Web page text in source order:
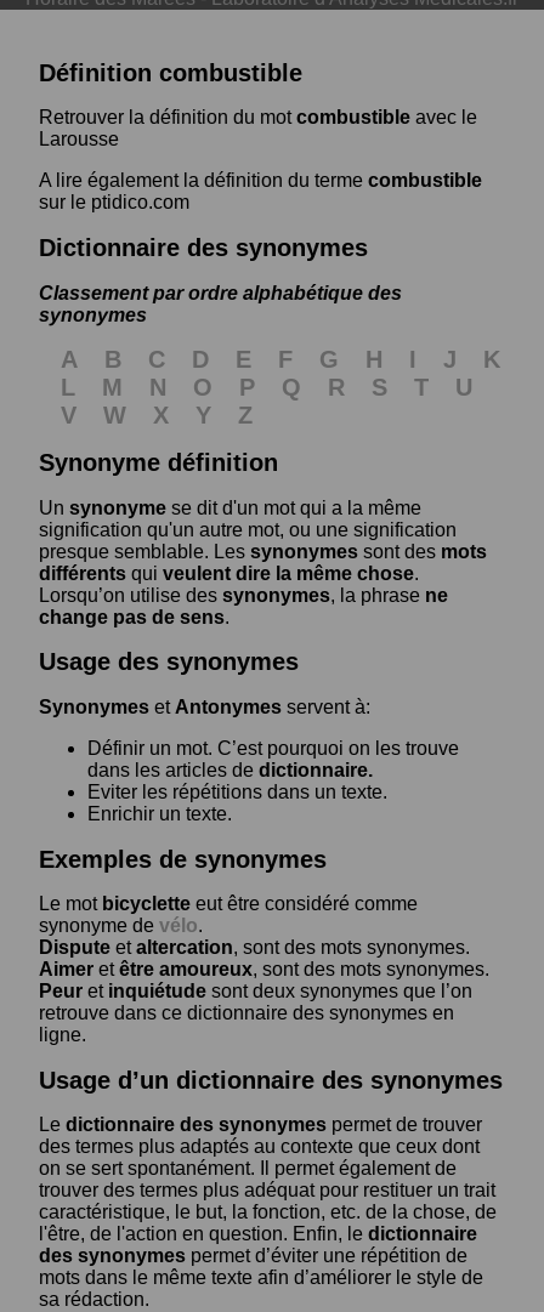
Définition combustible
Retrouver la définition du motcombustible avec le
Larousse
A lire également la définition du terme combustible
sur le ptidico.com
Dictionnaire des synonymes
Classement par ordre alphabétique des
synonymes
A B C D E F G H I J
K
L
M N O P Q R S T
U
V
W X Y
Z
Synonyme définition
Un synonyme se dit d'un mot qui a la même
signification qu'un autre mot, ou une signification
presque semblable. Les synonymes sont des mots
différents qui veulent dire la même chose.
Lorsqu’on utilise des synonymes, la phrase ne
change pas de sens.
Usage des synonymes
Synonymes et Antonymes servent à:
Définir un mot. C’est pourquoi on les trouve
dans les articles de dictionnaire.
Eviter les répétitions dans un texte.
Enrichir un texte.
Exemples de synonymes
Le mot bicyclette eut être considéré comme
synonyme de vélo.
Dispute etaltercation, sont des mots synonymes.
Aimer etêtre amoureux, sont des mots synonymes.
Peur et inquiétude sont deux synonymes que l’on
retrouve dans ce dictionnaire des synonymes en
ligne.
Usage d’un dictionnaire des synonymes
Le dictionnaire des synonymes permet de trouver
des termes plus adaptés au contexte que ceux dont
on se sert spontanément. Il permet également de
trouver des termes plus adéquat pour restituer un trait
caractéristique, le but, la fonction, etc. de la chose, de
l'être, de l'action en question. Enfin, le dictionnaire
des synonymes permet d’éviter une répétition de
mots dans le même texte afin d’améliorer le style de
sa rédaction.